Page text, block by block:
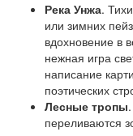
Река Унжа.
или зимних
вдохновение в
нежная игра
написание
поэтических
Лесные тропы
переливаются